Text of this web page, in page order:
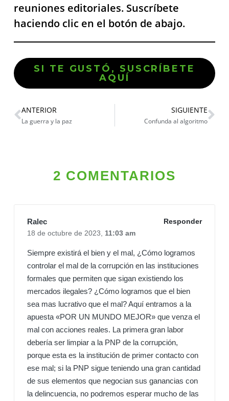
reuniones editoriales. Suscríbete
haciendo clic en el botón de abajo.
SI TE GUSTÓ, SUSCRÍBETE
AQUÍ
ANTERIOR
La guerra y la paz
SIGUIENTE
Confunda al algoritmo
2 COMENTARIOS
Ralec
Responder
18 de octubre de 2023, 11:03 am
Siempre existirá el bien y el mal, ¿Cómo logramos
controlar el mal de la corrupción en las instituciones
formales que permiten que sigan existiendo los
mercados ilegales? ¿Cómo logramos que el bien
sea mas lucrativo que el mal? Aquí entramos a la
apuesta «POR UN MUNDO MEJOR» que venza el
mal con acciones reales. La primera gran labor
debería ser limpiar a la PNP de la corrupción,
porque esta es la institución de primer contacto con
ese mal; si la PNP sigue teniendo una gran cantidad
de sus elementos que negocian sus ganancias con
la delincuencia, no podremos esperar mucho de las